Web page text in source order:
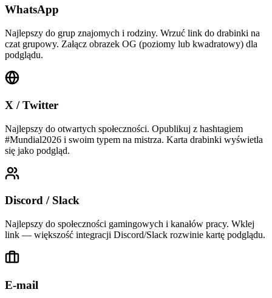
WhatsApp
Najlepszy do grup znajomych i rodziny. Wrzuć link do drabinki na
czat grupowy. Załącz obrazek OG (poziomy lub kwadratowy) dla
podglądu.
X / Twitter
Najlepszy do otwartych społeczności. Opublikuj z hashtagiem
#Mundial2026 i swoim typem na mistrza. Karta drabinki wyświetla
się jako podgląd.
Discord / Slack
Najlepszy do społeczności gamingowych i kanałów pracy. Wklej
link — większość integracji Discord/Slack rozwinie kartę podglądu.
E-mail